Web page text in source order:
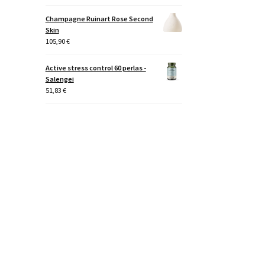
Champagne Ruinart Rose Second
Skin
105,90€
Active stress control 60 perlas -
Salengei
51,83 €